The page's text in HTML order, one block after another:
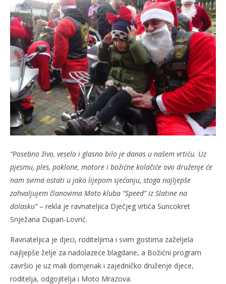
TRENUTNO OTVORENO
Moto Mrazovi oduševili djecu i roditelje u
Dječjem vrtiću Suncokret
17.12.2022.
slatina.net
“Posebno živo, veselo i glasno bilo je danas u našem vrtiću. Uz
pjesmu, ples, poklone, motore i božićne kolačiće ovo druženje će
nam svima ostati u jako lijepom sjećanju, stoga najljepše
zahvaljujem članovima Moto kluba “Speed” iz Slatine na
dolasku”– rekla je ravnateljica Dječjeg vrtića Suncokret
Snježana Dupan-Lovrić.
Ravnateljica je djeci, roditeljima i svim gostima zaželjela
najljepše želje za nadolazeće blagdane, a Božićni program
završio je uz mali domjenak i zajedničko druženje djece,
roditelja, odgojitelja i Moto Mrazova.